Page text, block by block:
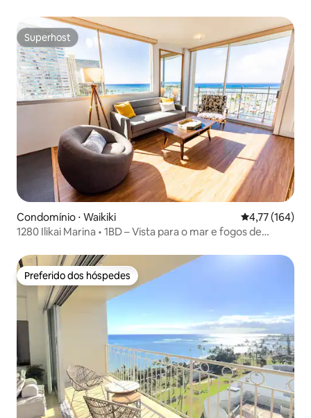
Superhost
Superhost
Condomínio ⋅ Waikiki 4,77 de uma
4,77 (164)
1280 Ilikai Marina • 1BD – Vista para o mar e fogos de
Preferido dos hóspedes
Preferido dos hóspedes